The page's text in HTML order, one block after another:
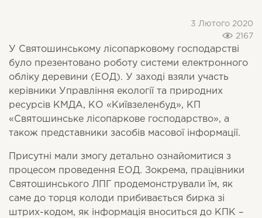
3 Лютого 2020
2167
У Святошинському лісопарковому господарстві
було презентовано роботу системи електронного
обліку деревини (ЕОД). У заході взяли участь
керівники Управління екології та природних
ресурсів КМДА, КО «Київзеленбуд», КП
«Святошинське лісопаркове господарство», а
також представники засобів масової інформації.
Присутні мали змогу детально ознайомитися з
процесом проведення ЕОД. Зокрема, працівники
Святошинського ЛПГ продемонстрували їм, як
саме до торця колоди прибивається бирка зі
штрих-кодом, як інформація вноситься до КПК –